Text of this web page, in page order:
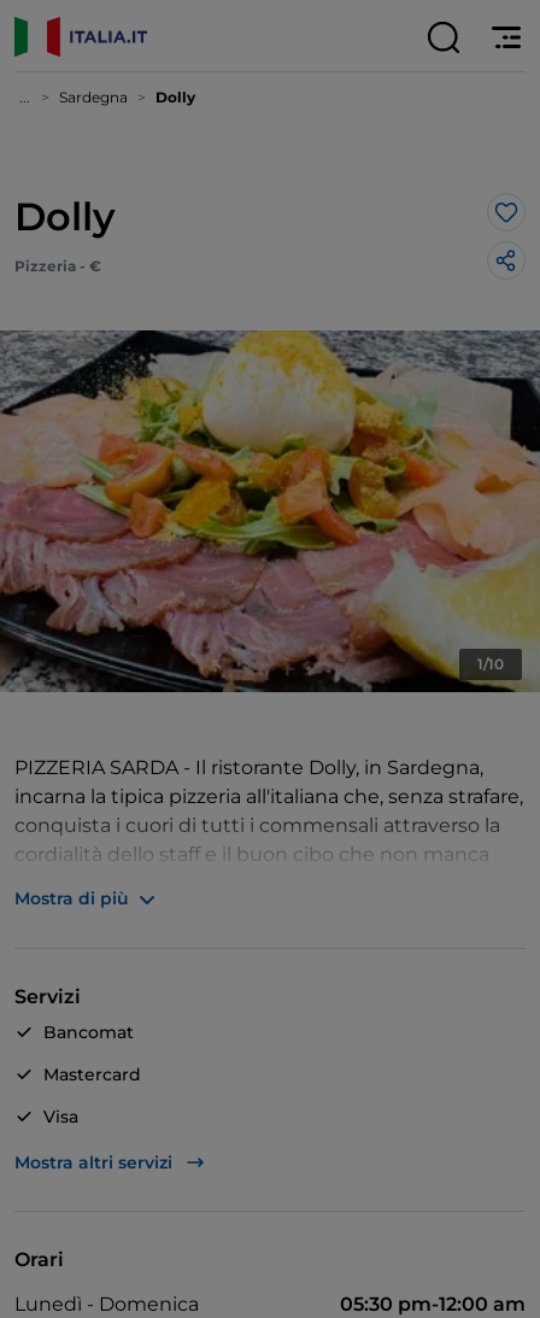
... Sardegna Dolly
Dolly
Pizzeria - €
1/10
PIZZERIA SARDA - Il ristorante Dolly, in Sardegna,
incarna la tipica pizzeria all'italiana che, senza strafare,
conquista i cuori di tutti i commensali attraverso la
cordialità dello staff e il buon cibo che non manca
su pizze invidiabili, il tutto servito nella calda
atmosfera sarda.
ARTE E COLORI - Il locale è un'esplosione di colori, sia
in sala sia nel piatto, e dopo pranzo si può fare un
storia della Sardegna visitando il MuMA, Museo del
Mostra di più
Servizi
Bancomat
Mastercard
Visa
Accesso disabili
Mostra altri servizi
Orari
Lunedì - Domenica
05:30 pm-12:00 am